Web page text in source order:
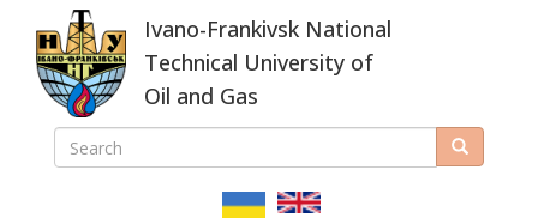
main
content
Ivano-Frankivsk National
Technical University of
Oil and Gas
ПОШУКОВА
SEARCH Search